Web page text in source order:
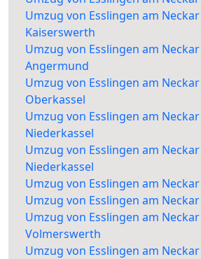
Umzug von Esslingen am
Kaiserswerth
Umzug von Esslingen am
Angermund
Umzug von Esslingen am
Oberkassel
Umzug von Esslingen am
Niederkassel
Umzug von Esslingen am
Niederkassel
Umzug von Esslingen am
Umzug von Esslingen am
Umzug von Esslingen am
Volmerswerth
Umzug von Esslingen am